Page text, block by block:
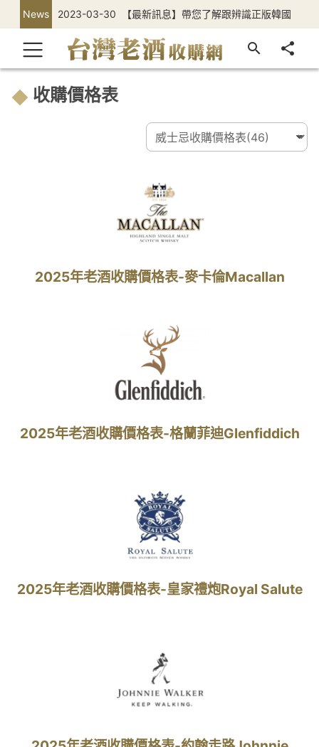
News 2023-03-30 【最新訊息】帶您了解跟辨識正版韓國
正官庄高麗蔘
收購價格表
2025年老酒收購價格表-麥卡倫Macallan
2025年老酒收購價格表-格蘭菲迪Glenfiddich
2025年老酒收購價格表-皇家禮炮Royal Salute